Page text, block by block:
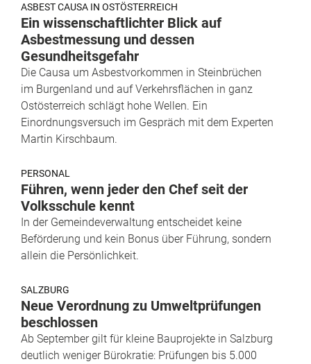
ASBEST CAUSA IN OSTÖSTERREICH
Ein wissenschaftlichter Blick auf
Asbestmessung und dessen
Gesundheitsgefahr
Die Causa um Asbestvorkommen in Steinbrüchen
im Burgenland und auf Verkehrsflächen in ganz
Ostösterreich schlägt hohe Wellen. Ein
Einordnungsversuch im Gespräch mit dem Experten
Martin Kirschbaum.
PERSONAL
Führen, wenn jeder den Chef seit der
Volksschule kennt
In der Gemeindeverwaltung entscheidet keine
Beförderung und kein Bonus über Führung, sondern
allein die Persönlichkeit.
SALZBURG
Neue Verordnung zu Umweltprüfungen
beschlossen
Ab September gilt für kleine Bauprojekte in Salzburg
deutlich weniger Bürokratie: Prüfungen bis 5.000